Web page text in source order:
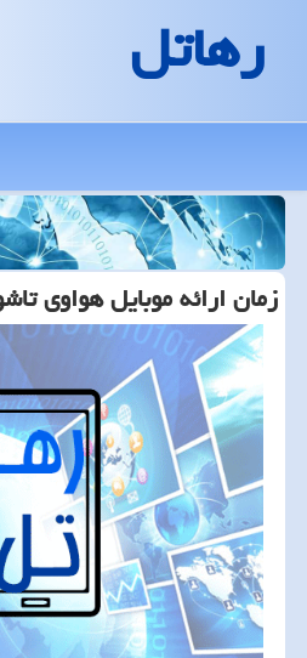
رهاتل
زمان ارائه موبایل هواوی